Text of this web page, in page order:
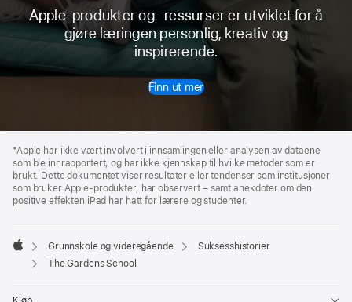
Apple-produkter og -ressurser er utviklet for å
gjøre læringen personlig, kreativ og
inspirerende.
Finn ut mer
bunntekst
*Apple har ikke vært involvert i innsamlingen eller analysen av dataene
som ble inn­rapportert, og har ikke kjennskap til hvilke metoder som er
brukt. Dette dokumentet viser resultater eller tendenser som institusjoner
som bruker Apple-produkter, har observert – samt anekdoter om den
positive effekten iPad har hatt for lærere og studenter.

Apple
Grunnskole og videregående
Suksesshistorier
The Gardens School